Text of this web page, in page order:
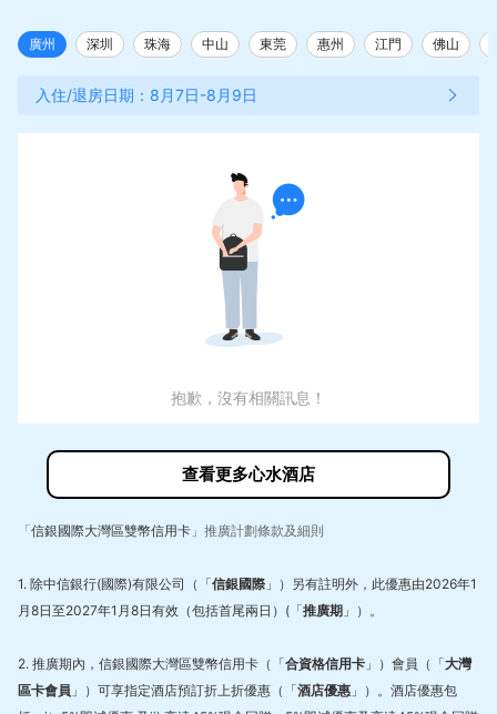
廣州 深圳 珠海 中山 東莞 惠州 江門 佛山
入住/退房日期： 8月7日-8月9日
抱歉，沒有相關訊息！
查看更多心水酒店
「信銀國際大灣區雙幣信用卡 」推廣計劃條款及細則
1. 除中信銀行(國際)有限公司（「信銀國際 」）另有註明外，此優惠由2026年1
月8日至2027年1月8日有效（包括首尾兩日）(「推廣期 」）。
2. 推廣期內，信銀國際大灣區雙幣信用卡（「合資格信用卡 」）會員（「大灣
區卡會員 」）可享指定酒店預訂折上折優惠（「酒店優惠 」）。酒店優惠包